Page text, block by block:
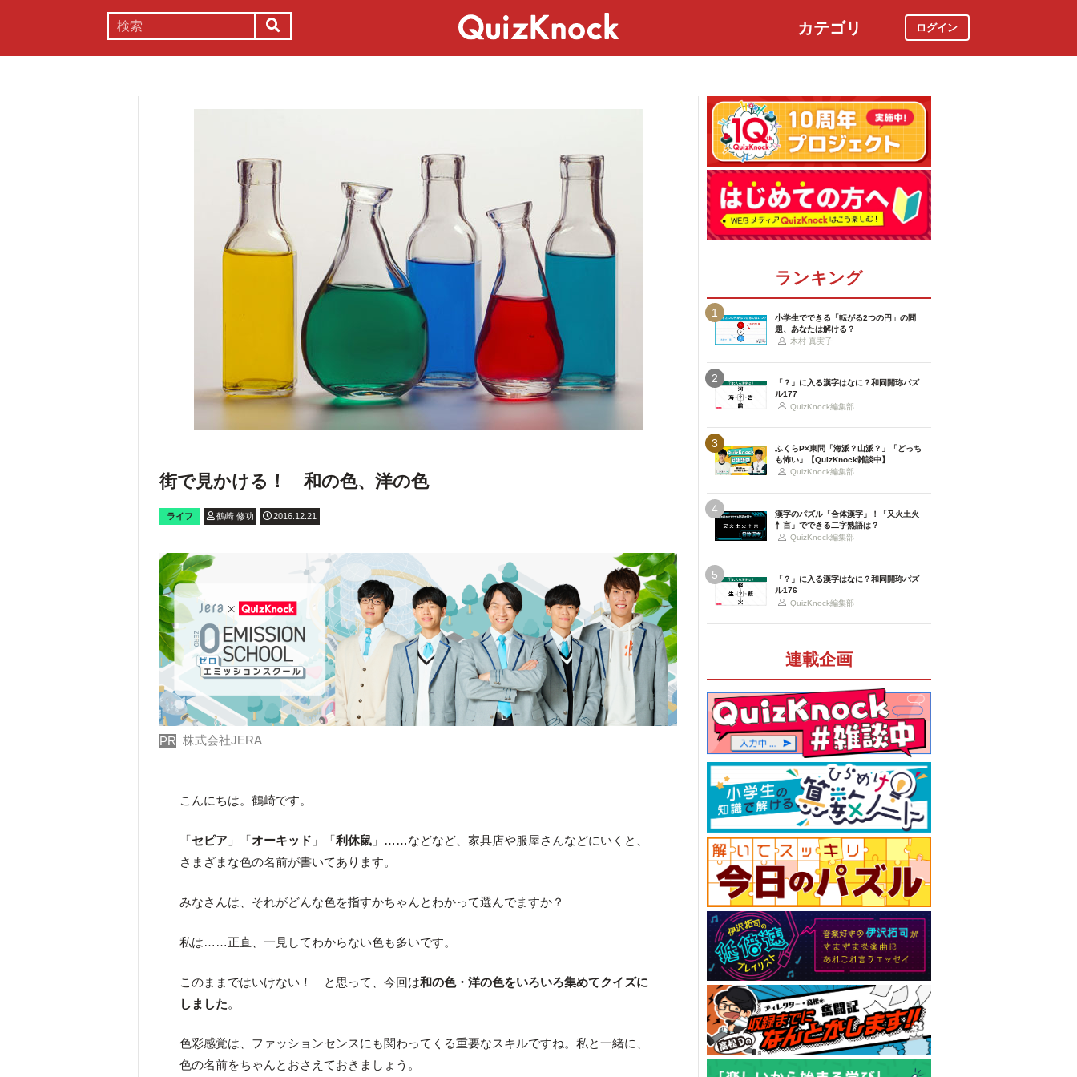
カテゴリ ログイン
街で見かける！ 和の色、洋の色
ライフ 鶴崎 修功 2016.12.21
PR 株式会社JERA
こんにちは。鶴崎です。
「セピア 」「オーキッド 」「利休鼠 」……などなど、家具店や服屋さんなどにいくと、
さまざまな色の名前が書いてあります。
みなさんは、それがどんな色を指すかちゃんとわかって選んでますか？
私は……正直、一見してわからない色も多いです。
このままではいけない！ と思って、今回は和の色・洋の色をいろいろ集めてクイズに
しました。
色彩感覚は、ファッションセンスにも関わってくる重要なスキルですね。私と一緒に、
色の名前をちゃんとおさえておきましょう。
ランキング
1
小学生でできる「転がる2つの円」の問
題、あなたは解ける？
木村 真実子
2
「？」に入る漢字はなに？和同開珎パズ
ル177
QuizKnock編集部
3
ふくらP×東問「海派？山派？」「どっち
も怖い」【QuizKnock雑談中】
QuizKnock編集部
4
漢字のパズル「合体漢字」！「又火土火
忄言」でできる二字熟語は？
QuizKnock編集部
5
「？」に入る漢字はなに？和同開珎パズ
ル176
QuizKnock編集部
連載企画